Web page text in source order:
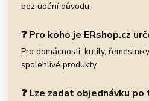
bez udání důvodu.
❓ Pro koho je ERshop.cz
Pro domácnosti, kutily,
spolehlivé produkty.
❓ Lze zadat objednávku